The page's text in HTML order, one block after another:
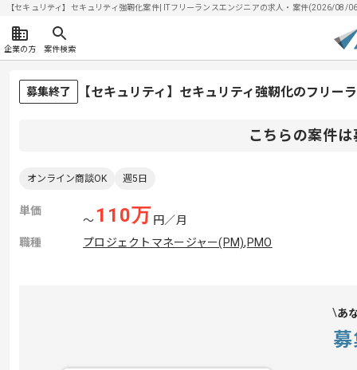
【セキュリティ】セキュリティ強靭化案件| ITフリーランスエンジニアの求人・案件(2026/08/
企業の方 案件検索
募集終了 【セキュリティ】セキュリティ強靭化のフリー
こちらの案件
オンライン商談OK 週5日
単価
〜 110万 円／月
職種
プロジェクトマネージャー(PM), PMO
あ